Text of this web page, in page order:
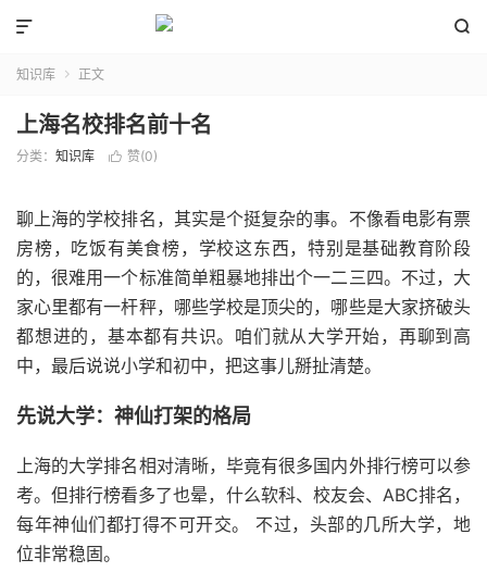


知识库  正文
上海名校排名前十名
分类： 知识库  赞(0)
聊上海的学校排名，其实是个挺复杂的事。不像看电影有票
房榜，吃饭有美食榜，学校这东西，特别是基础教育阶段
的，很难用一个标准简单粗暴地排出个一二三四。不过，大
家心里都有一杆秤，哪些学校是顶尖的，哪些是大家挤破头
都想进的，基本都有共识。咱们就从大学开始，再聊到高
中，最后说说小学和初中，把这事儿掰扯清楚。
先说大学：神仙打架的格局
上海的大学排名相对清晰，毕竟有很多国内外排行榜可以参
考。但排行榜看多了也晕，什么软科、校友会、ABC排名，
每年神仙们都打得不可开交。 不过，头部的几所大学，地
位非常稳固。